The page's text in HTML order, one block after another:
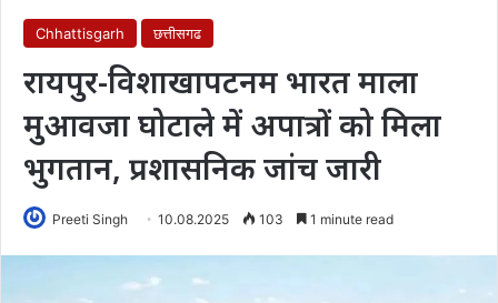
Chhattisgarh छत्तीसगढ
रायपुर-विशाखापटनम भारत माला
मुआवजा घोटाले में अपात्रों को मिला
भुगतान, प्रशासनिक जांच जारी
Preeti Singh 10.08.2025 103 1 minute read